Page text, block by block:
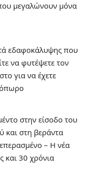
μεγαλώνουν μόνα
εδαφοκάλυψης που
να φυτέψετε τον
για να έχετε
στην είσοδο του
και στη βεράντα
– Η νέα
και 30 χρόνια